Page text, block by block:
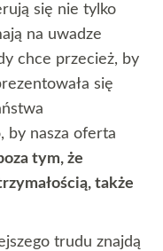
się nie tylko
na uwadze
chce przecież, by
się
by nasza oferta
tym, że
także
trudu znajdą